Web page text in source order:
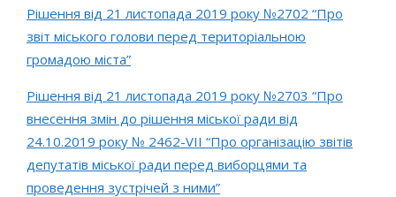
Рішення від 21 листопада 2019 року №2702 “Про
звіт міського голови перед територіальною
громадою міста”
Рішення від 21 листопада 2019 року №2703 “Про
внесення змін до рішення міської ради від
24.10.2019 року № 2462-VIІ “Про організацію звітів
депутатів міської ради перед виборцями та
проведення зустрічей з ними”